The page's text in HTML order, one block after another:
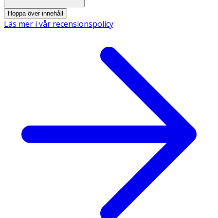
Hoppa över innehåll
Läs mer i vår recensionspolicy